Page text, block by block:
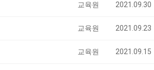
교육원 2021.09.30
교육원 2021.09.23
교육원 2021.09.15